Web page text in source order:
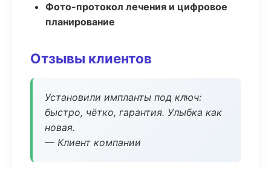
Фото-протокол лечения и цифровое
планирование
Отзывы клиентов
Установили импланты под ключ:
быстро, чётко, гарантия. Улыбка как
новая.
— Клиент компании